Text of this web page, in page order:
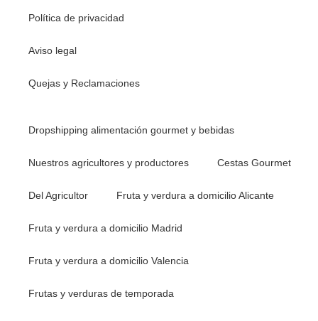
Política de privacidad
Aviso legal
Quejas y Reclamaciones
Dropshipping alimentación gourmet y bebidas
Nuestros agricultores y productores Cestas Gourmet
Del Agricultor Fruta y verdura a domicilio Alicante
Fruta y verdura a domicilio Madrid
Fruta y verdura a domicilio Valencia
Frutas y verduras de temporada